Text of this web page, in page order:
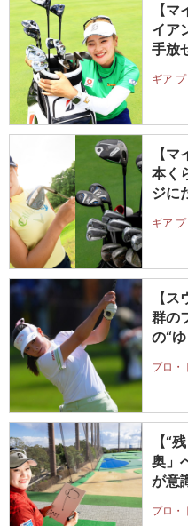
【
イア
手放
ギア
【
本く
ジに
ギア
【
群の
の“ゆ
プロ・
【“
奥」
が意
プロ・